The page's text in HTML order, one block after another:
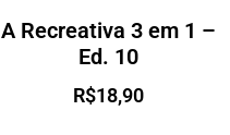
A Recreativa 3 em 1 –
Ed. 10
R$18,90